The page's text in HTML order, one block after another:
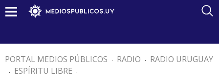
PORTAL MEDIOS PÚBLICOS . RADIO . RADIO URUGUAY
. ESPÍRITU LIBRE .